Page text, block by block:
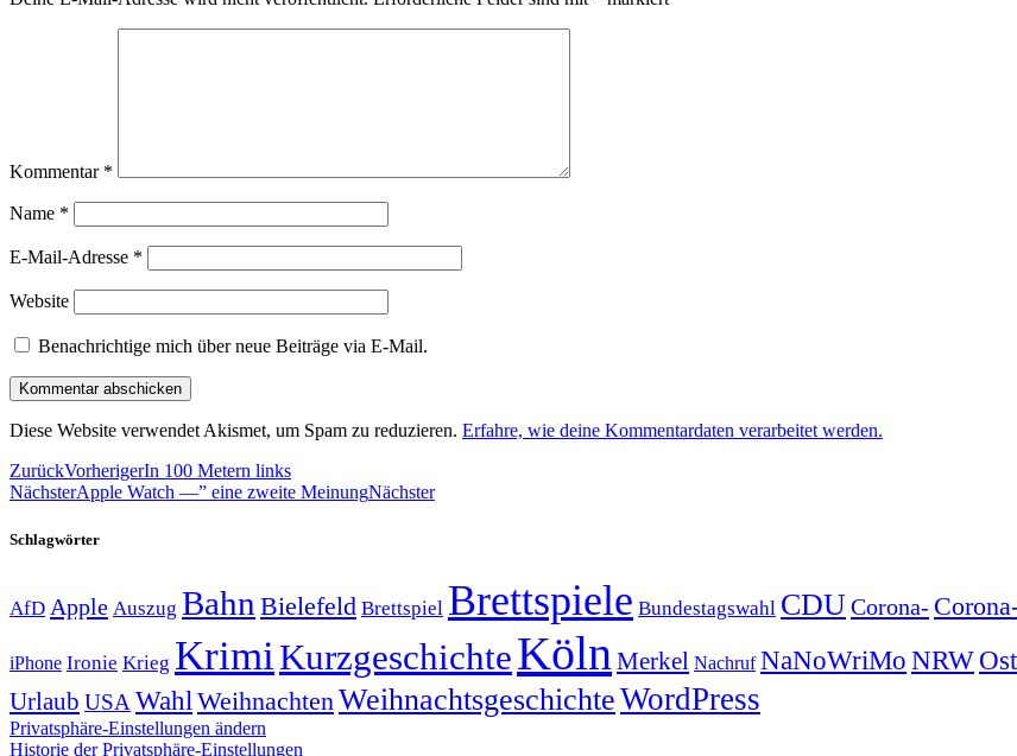
Kommentar *
Name *
E-Mail-Adresse *
Website
Benachrichtige mich über neue Beiträge via E-Mail.
Diese Website verwendet Akismet, um Spam zu reduzieren. Erfahre, wie deine Kommentardaten verarbeitet werden.
ZurückVorherigerIn 100 Metern links
NächsterApple Watch —” eine zweite MeinungNächster
Schlagwörter
AfD Apple Auszug Bahn Bielefeld Brettspiel Brettspiele Bundestagswahl CDUCorona-
iPhone Ironie Krieg KrimiKurzgeschichteKöln Merkel Nachruf NaNoWriMo NRW
Urlaub USA Wahl Weihnachten WeihnachtsgeschichteWordPress
Privatsphäre-Einstellungen ändern
Historie der Privatsphäre-Einstellungen